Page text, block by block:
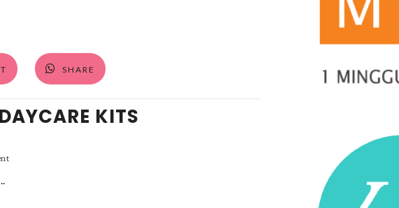
SHARE
KITS